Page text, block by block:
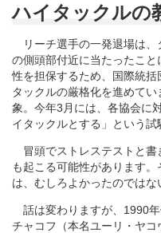
ハイタックルの
リーチ選手の一発退場は、
の側頭部付近に当たったこ
性を担保するため、国際統
タックルの厳格化を進めて
象。今年3月には、各協会に
イタックルとする」という試
冒頭でストレステストと書
も起こる可能性があります。
は、むしろよかったのではな
話は変わりますが、1990
チャコフ（本名ユーリ・ヤ